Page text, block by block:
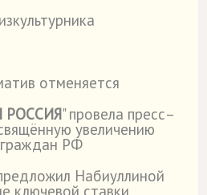
отменяется
РОССИЯ" провела пресс–
увеличению
граждан РФ
Набиуллиной
ключевой ставки